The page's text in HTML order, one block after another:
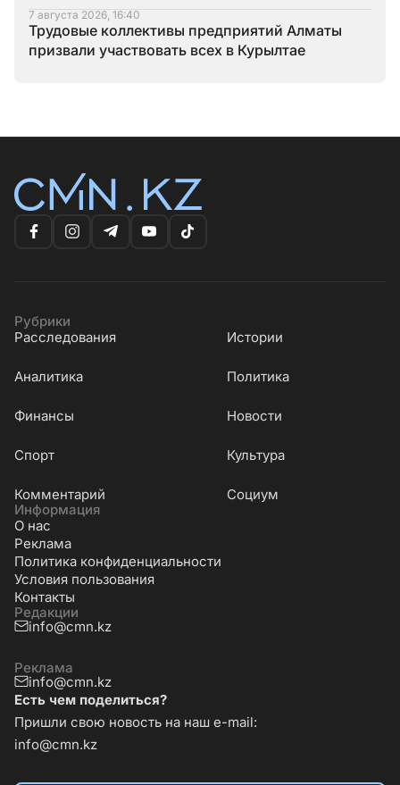
7 августа 2026, 16:40
Трудовые коллективы предприятий Алматы
призвали участвовать всех в Курылтае
Рубрики
Расследования
Истории
Аналитика Политика
Финансы Новости
Cпорт Культура
Комментарий
Социум
Информация
О нас
Реклама
Политика конфиденциальности
Условия пользования
Контакты
Редакции
info@cmn.kz
Реклама
info@cmn.kz
Есть чем поделиться?
Пришли свою новость на наш e-mail:
info@cmn.kz